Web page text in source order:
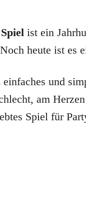
ist ein
heute ist es
einfaches und
am
Spiel für